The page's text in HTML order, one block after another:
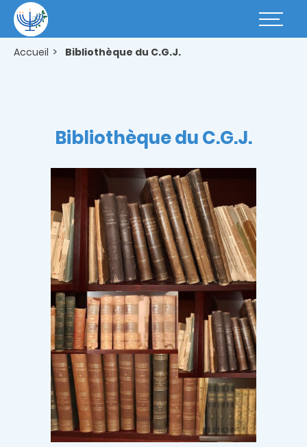
contenu
principal
Basculer
Accueil Bibliothèque du C.G.J.
Bibliothèque du C.G.J.